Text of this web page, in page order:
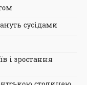
сусідами
і зростання